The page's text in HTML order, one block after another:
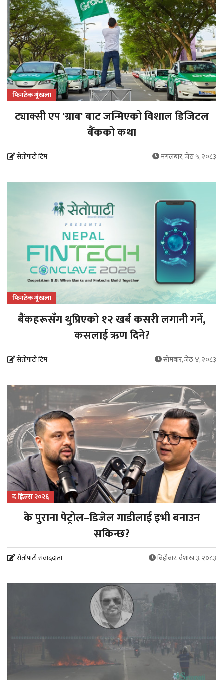
फिनटेक शृंखला
ट्याक्सी एप 'ग्राब' बाट जन्मिएको विशाल डिजिटल
बैंकको कथा
सेतोपाटी टिम मंगलबार, जेठ ५, २०८३
फिनटेक शृंखला
बैंकहरूसँग थुप्रिएको १२ खर्ब कसरी लगानी गर्ने,
कसलाई ऋण दिने?
सेतोपाटी टिम सोमबार, जेठ ४, २०८३
द ह्लिल्स २०२६
के पुराना पेट्रोल–डिजेल गाडीलाई इभी बनाउन
सकिन्छ?
सेतोपाटी संवाददाता बिहीबार, वैशाख ३, २०८३